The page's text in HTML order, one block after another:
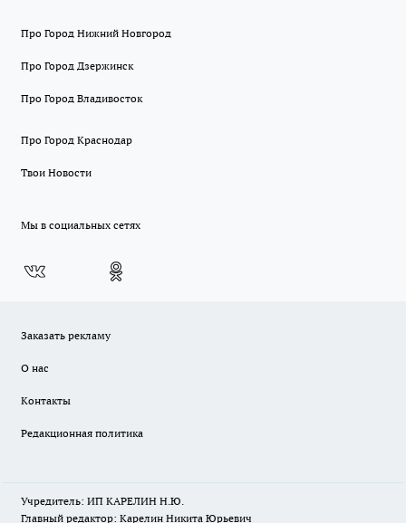
Про Город Нижний Новгород
Про Город Дзержинск
Про Город Владивосток
Про Город Краснодар
Твои Новости
Мы в социальных сетях
Заказать рекламу
О нас
Контакты
Редакционная политика
Учредитель: ИП КАРЕЛИН Н.Ю.
Главный редактор: Карелин Никита Юрьевич